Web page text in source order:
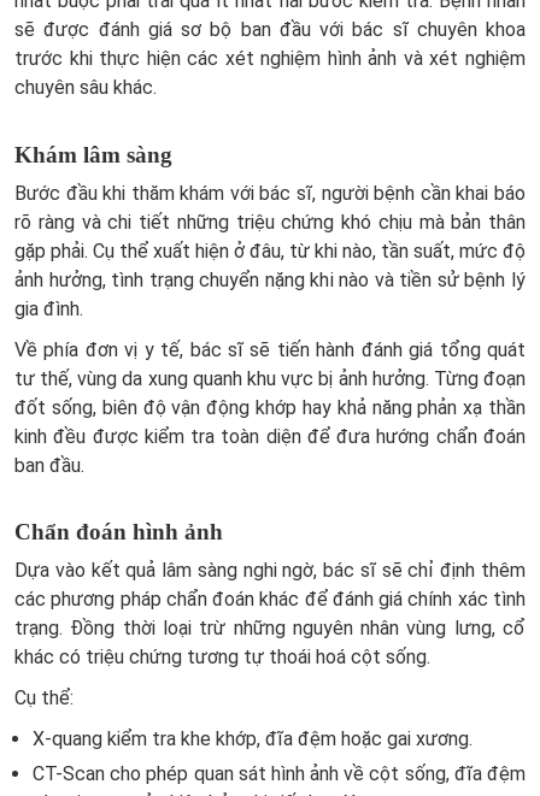
sẽ được đánh giá sơ bộ ban đầu với bác sĩ chuyên khoa
trước khi thực hiện các xét nghiệm hình ảnh và xét nghiệm
chuyên sâu khác.
Khám lâm sàng
Bước đầu khi thăm khám với bác sĩ, người bệnh cần khai báo
rõ ràng và chi tiết những triệu chứng khó chịu mà bản thân
gặp phải. Cụ thể xuất hiện ở đâu, từ khi nào, tần suất, mức độ
ảnh hưởng, tình trạng chuyển nặng khi nào và tiền sử bệnh lý
gia đình.
Về phía đơn vị y tế, bác sĩ sẽ tiến hành đánh giá tổng quát
tư thế, vùng da xung quanh khu vực bị ảnh hưởng. Từng đoạn
đốt sống, biên độ vận động khớp hay khả năng phản xạ thần
kinh đều được kiểm tra toàn diện để đưa hướng chẩn đoán
ban đầu.
Chẩn đoán hình ảnh
Dựa vào kết quả lâm sàng nghi ngờ, bác sĩ sẽ chỉ định thêm
các phương pháp chẩn đoán khác để đánh giá chính xác tình
trạng. Đồng thời loại trừ những nguyên nhân vùng lưng, cổ
khác có triệu chứng tương tự thoái hoá cột sống.
Cụ thể:
X-quang kiểm tra khe khớp, đĩa đệm hoặc gai xương.
CT-Scan cho phép quan sát hình ảnh về cột sống, đĩa đệm